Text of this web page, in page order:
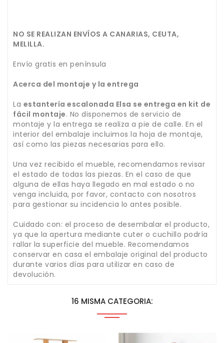
NO SE REALIZAN ENVÍOS A CANARIAS, CEUTA,
MELILLA.
Envío gratis en península
Acerca del montaje y la entrega
La estantería escalonada Elsa se entrega en kit de
fácil montaje. No disponemos de servicio de
montaje y la entrega se realiza a pie de calle. En el
interior del embalaje incluimos la hoja de montaje,
así como las piezas necesarias para ello.
Una vez recibido el mueble, recomendamos revisar
el estado de todas las piezas. En el caso de que
alguna de ellas haya llegado en mal estado o no
venga incluida, por favor, contacto con nosotros
para gestionar su incidencia lo antes posible.
Cuidado con: el proceso de desembalar el producto,
ya que la apertura mediante cuter o cuchillo podría
rallar la superficie del mueble. Recomendamos
conservar en casa el embalaje original del producto
durante varios días para utilizar en caso de
devolución.
16 MISMA CATEGORIA: